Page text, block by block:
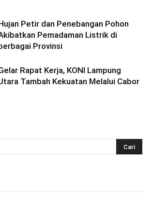
Petir dan Penebangan Pohon
Pemadaman Listrik di
Provinsi
Rapat Kerja, KONI Lampung
Tambah Kekuatan Melalui Cabor